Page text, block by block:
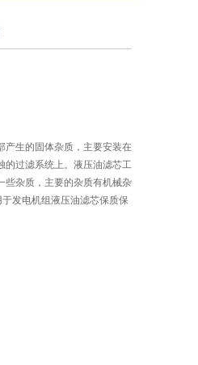
产生的固体杂质，主要安装在
的过滤系统上。液压油滤芯工
些杂质，主要的杂质有机械杂
发电机组液压油滤芯保质保